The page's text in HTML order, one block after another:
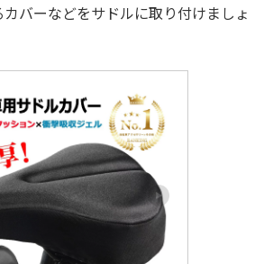
バーなどをサドルに取り付けましょ